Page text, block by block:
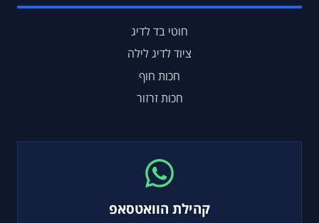
קהילת הוואטסאפ
חוטי בד לדיג
ציוד לדיג לילה
חכות חוף
חכות זרזור